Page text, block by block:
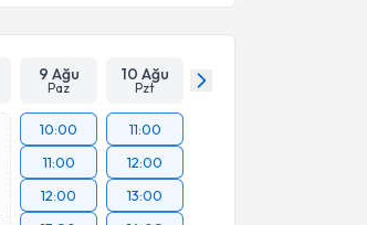
9 Ağu
Paz
10 Ağu
Pzt
10:00
11:00
12:00
11:00
12:00
13:00